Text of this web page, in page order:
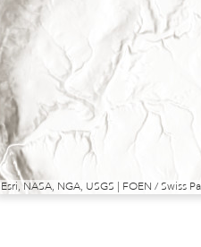
Esri, NASA, NGA, USGS | FOEN / Swiss